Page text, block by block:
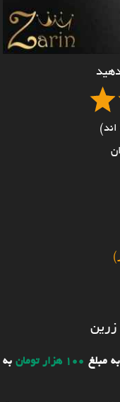
به مبلغ 100 هزار تومان
به